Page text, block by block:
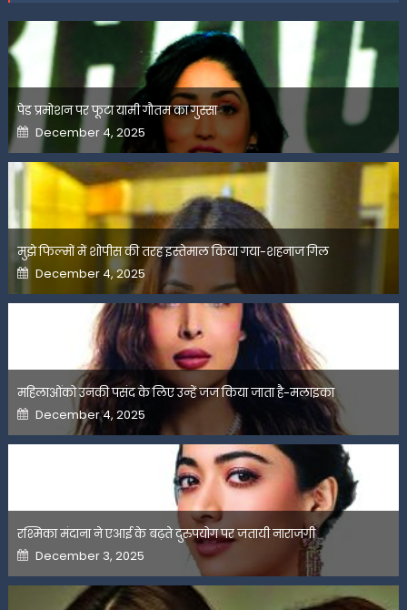
पेड प्रमोशन पर फूटा यामी गौतम का गुस्सा
Posted
on
December 4, 2025
मुझे फिल्मों में शोपीस की तरह इस्तेमाल किया गया-शहनाज गिल
Posted
on
December 4, 2025
महिलाओंको उनकी पसंद के लिए उन्हें जज किया जाता है-मलाइका
Posted
on
December 4, 2025
रश्मिका मंदाना ने एआई के बढ़ते दुरुपयोग पर जतायी नाराजगी
Posted
on
December 3, 2025